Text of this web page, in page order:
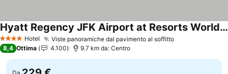
4 Stelle Hotel Viste panoramiche dal pavimento al soffittoScopri i
Hyatt Regency JFK Airport at Resorts World New York
Scopri i prezzi
8,4 Ottima 4.100 9.7 km da: Centro
Da